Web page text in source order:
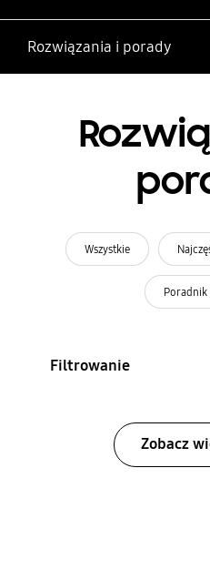
Rozwiązania i porady
Wszystkie
Poradnik
Filtrowanie
Zobacz